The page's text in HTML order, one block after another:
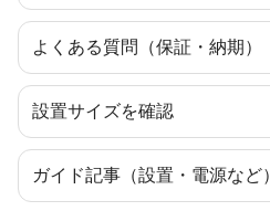
よくある質問（保証・納期）
設置サイズを確認
ガイド記事（設置・電源など）